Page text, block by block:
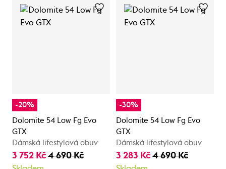
-20%
Dolomite 54 Low Fg Evo
GTX
Dámská lifestylová obuv
3 752 Kč 4 690 Kč
-30%
Dolomite 54 Low Fg Evo
GTX
Dámská lifestylová obuv
3 283 Kč 4 690 Kč